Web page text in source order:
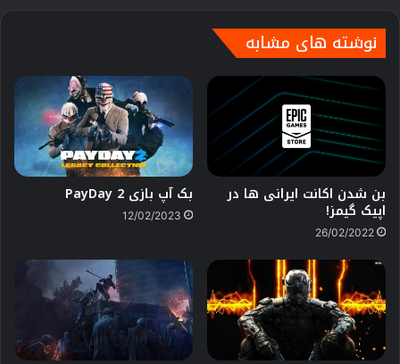
نوشته های مشابه
بن شدن اکانت ایرانی ها در
اپیک گیمز!
26/02/2022
بک آپ بازی PayDay 2
12/02/2023